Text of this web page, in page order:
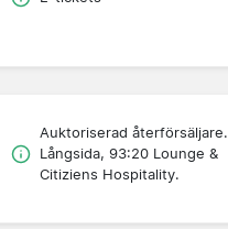
Auktoriserad återförsäljare.
Långsida, 93:20 Lounge &
Citiziens Hospitality.